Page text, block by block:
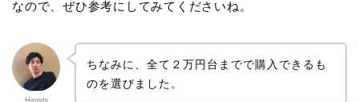
なので、ぜひ参考にしてみてくださいね。
ちなみに、全て２万円台までで購入できるも
のを選びました。